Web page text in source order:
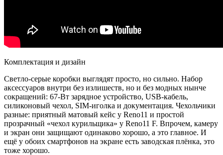
Комплектация и дизайн
Светло-серые коробки выглядят просто, но сильно. Набор
аксессуаров внутри без излишеств, но и без модных нынче
сокращений: 67-Вт зарядное устройство, USB-кабель,
силиконовый чехол, SIM-иголка и документация. Чехольчики
разные: приятный матовый кейс у Reno11 и простой
прозрачный «чехол курильщика» у Reno11 F. Впрочем, камеру
и экран они защищают одинаково хорошо, а это главное. И
ещё у обоих смартфонов на экране есть заводская плёнка, это
тоже хорошо.